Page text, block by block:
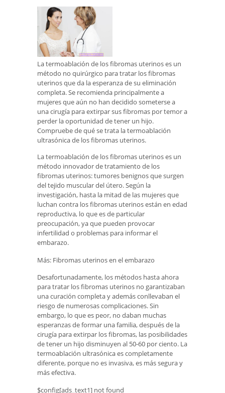
La termoablación de los fibromas uterinos es un
método no quirúrgico para tratar los fibromas
uterinos que da la esperanza de su eliminación
completa. Se recomienda principalmente a
mujeres que aún no han decidido someterse a
una cirugía para extirpar sus fibromas por temor a
perder la oportunidad de tener un hijo.
Compruebe de qué se trata la termoablación
ultrasónica de los fibromas uterinos.
La termoablación de los fibromas uterinos es un
método innovador de tratamiento de los
fibromas uterinos: tumores benignos que surgen
del tejido muscular del útero. Según la
investigación, hasta la mitad de las mujeres que
luchan contra los fibromas uterinos están en edad
reproductiva, lo que es de particular
preocupación, ya que pueden provocar
infertilidad o problemas para informar el
embarazo.
Más: Fibromas uterinos en el embarazo
Desafortunadamente, los métodos hasta ahora
para tratar los fibromas uterinos no garantizaban
una curación completa y además conllevaban el
riesgo de numerosas complicaciones. Sin
embargo, lo que es peor, no daban muchas
esperanzas de formar una familia, después de la
cirugía para extirpar los fibromas, las posibilidades
de tener un hijo disminuyen al 50-60 por ciento. La
termoablación ultrasónica es completamente
diferente, porque no es invasiva, es más segura y
más efectiva.
$config[ads_text1] not found